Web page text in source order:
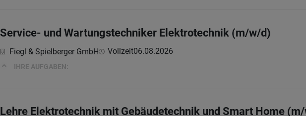
Service- und Wartungstechniker Elektrotechnik (m/w/d)
Fiegl & Spielberger GmbH Vollzeit06.08.2026
IHRE AUFGABEN:
Lehre Elektrotechnik mit Gebäudetechnik und Smart Home